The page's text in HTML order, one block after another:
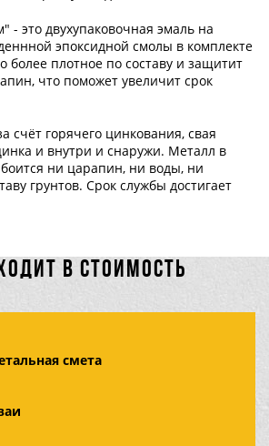
- это двухупаковочная эмаль на
эпоксидной смолы в комплекте
более плотное по составу и защитит
что поможет увеличит срок
счёт горячего цинкования, свая
и внутри и снаружи. Металл в
ни царапин, ни воды, ни
грунтов. Срок службы достигает
В СТОИМОСТЬ
смета